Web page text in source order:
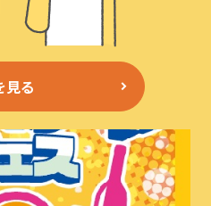
見る